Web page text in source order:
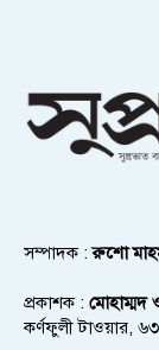
সম্পাদক :রুশো
প্রকাশক :
কর্ণফুলী টাওয়ার,